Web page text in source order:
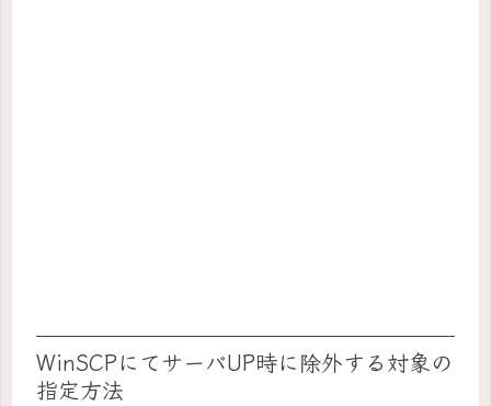
WinSCPにてサーバUP時に除外する対象の
指定方法